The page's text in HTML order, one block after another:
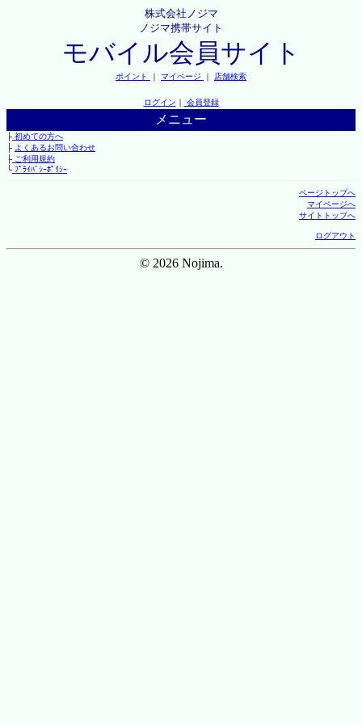
株式会社ノジマ
ノジマ携帯サイト
モバイル会員サイト
ポイント ｜ マイページ ｜ 店舗検索
ログイン ｜ 会員登録
メニュー
├初めての方へ
├ よくあるお問い合わせ
├ご利用規約
└ﾌﾟﾗｲﾊﾞｼｰﾎﾟﾘｼｰ
ページトップへ
マイページへ
サイトトップへ
ログアウト
© 2026 Nojima.